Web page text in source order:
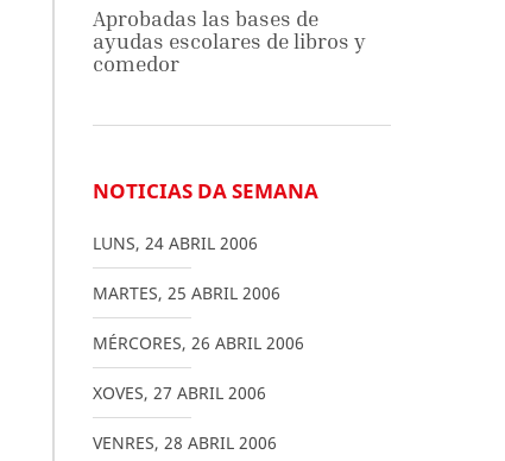
Aprobadas las bases de
ayudas escolares de libros y
comedor
NOTICIAS DA SEMANA
LUNS, 24 ABRIL 2006
MARTES, 25 ABRIL 2006
MÉRCORES, 26 ABRIL 2006
XOVES, 27 ABRIL 2006
VENRES, 28 ABRIL 2006